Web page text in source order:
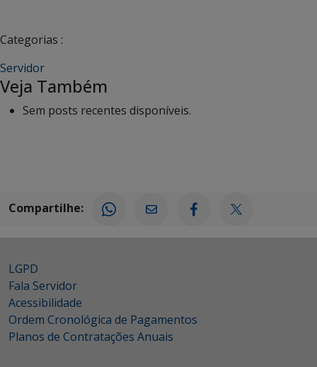
Categorias :
Servidor
Veja Também
Sem posts recentes disponíveis.
Compartilhe:
LGPD
Fala Servidor
Acessibilidade
Ordem Cronológica de Pagamentos
Planos de Contratações Anuais